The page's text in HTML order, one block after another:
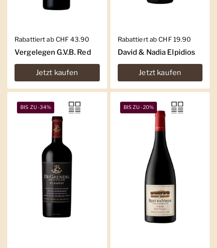
Regulärer Preis
Rabattiert ab CHF 43.90
Vergelegen G.V.B. Red
Jetzt kaufen
Regulärer Preis
Rabattiert ab CHF 19.90
David & Nadia Elpidios
Jetzt kaufen
BIS ZU -34% BIS ZU -20%